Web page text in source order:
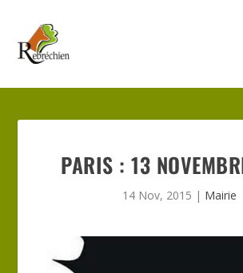
PARIS : 13
14 Nov, 2015 | Mairie